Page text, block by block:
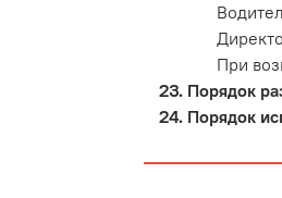
При
Порядок
Порядок